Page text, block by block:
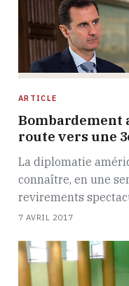
ARTICLE
Bombardement
route vers une
La diplomatie
connaître, en une
revirements
7 AVRIL 2017